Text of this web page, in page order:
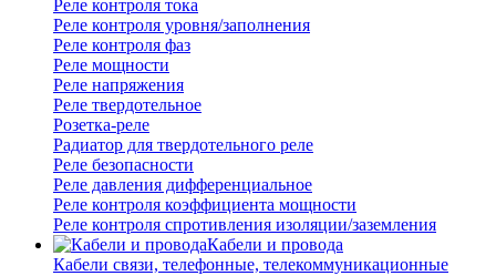
Реле контроля тока
Реле контроля уровня/заполнения
Реле контроля фаз
Реле мощности
Реле напряжения
Реле твердотельное
Розетка-реле
Радиатор для твердотельного реле
Реле безопасности
Реле давления дифференциальное
Реле контроля коэффициента мощности
Реле контроля спротивления изоляции/заземления
Кабели и провода
Кабели связи, телефонные, телекоммуникационные